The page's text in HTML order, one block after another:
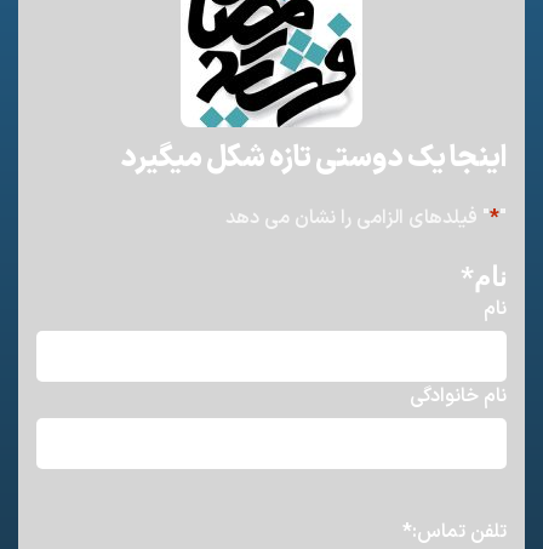
اینجا یک دوستی تازه شکل میگیرد
"
*" فیلدهای الزامی را نشان می دهد
نام*
نام
نام خانوادگی
تلفن تماس:*